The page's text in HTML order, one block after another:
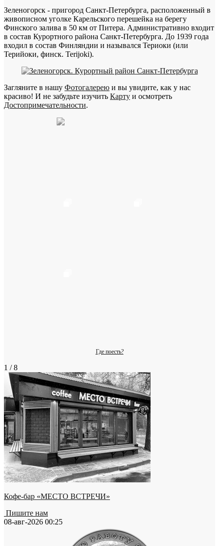
Зеленогорск - пригород Санкт-Петербурга, расположенный в
живописном уголке Карельского перешейка на берегу
Финского залива в 50 км от Питера. Административно входит
в состав Курортного района Санкт-Петербурга. До 1939 года
входил в состав Финляндии и назывался Териоки (или
Терийоки, финск. Terijoki).
Загляните в нашу Фотогалерею и вы увидите, как у нас
красиво! И не забудьте изучить Карту и осмотреть
Достопримечательности.
Где поесть?
1 / 8
Кофе-бар «МЕСТО ВСТРЕЧИ»
Пишите нам
08-авг-2026 00:25